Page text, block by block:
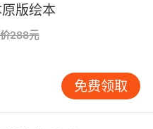
版绘本
288元
免费领取